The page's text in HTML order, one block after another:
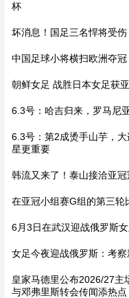
杯
坏消息！国足三名悍将受
中国足球小将横扫欧洲夺冠
朝鲜女足 战胜日本女足获
6.3号：哈吉归来，罗马尼
6.3号：第2成烫手山芋，
星更重要
韩流又来了！泰山接洽亚
在亚冠小组赛G组的第三轮
6月3日在武汉迎战俄罗斯
女足今夜迎战俄罗斯：考
皇家马德里公布2026/27主
与邓弗里斯转会传闻添热点